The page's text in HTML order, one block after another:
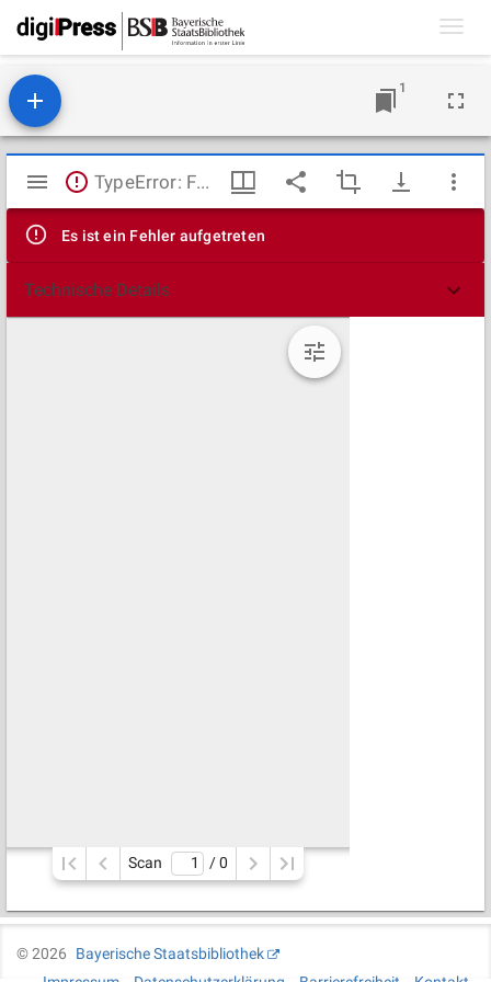
1
Mirador
Viewer
TypeError: Failed to fetch
Es ist ein Fehler aufgetreten
Technische Details
Scan / 0
©2026
Bayerische Staatsbibliothek